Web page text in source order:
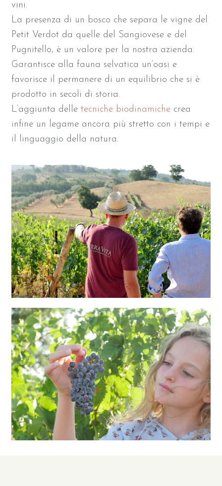
vini.
La presenza di un bosco che separa le vigne del
Petit Verdot da quelle del Sangiovese e del
Pugnitello, è un valore per la nostra azienda.
Garantisce alla fauna selvatica un’oasi e
favorisce il permanere di un equilibrio che si è
prodotto in secoli di storia.
L’aggiunta delletecniche biodinamiche crea
infine un legame ancora più stretto con i tempi e
il linguaggio della natura.